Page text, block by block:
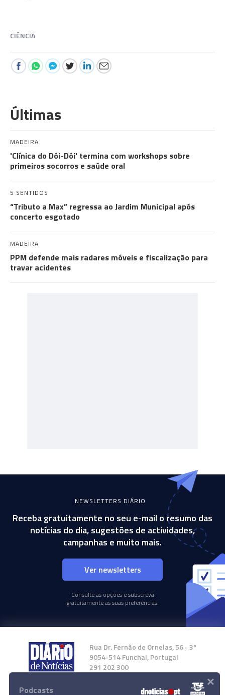
CIÊNCIA
Últimas
MADEIRA
'Clínica do Dói-Dói' termina com workshops sobre
primeiros socorros e saúde oral
5 SENTIDOS
“Tributo a Max” regressa ao Jardim Municipal após
concerto esgotado
MADEIRA
PPM defende mais radares móveis e fiscalização para
travar acidentes
NEWSLETTERS DIÁRIO
Receba gratuitamente no seu e-mail o resumo das
notícias do dia, sugestões de actividades,
campanhas e muito mais.
Ver newsletters
Consulte as opções e subscreva
gratuitamente as suas preferências.
Rua Dr. Fernão de Ornelas, 56 - 3º
9054-514 Funchal, Portugal
291 202 300
Instale a nossa App
Podcasts ×